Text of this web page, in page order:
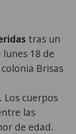
tras un
18 de
Brisas
cuerpos
las
de edad.